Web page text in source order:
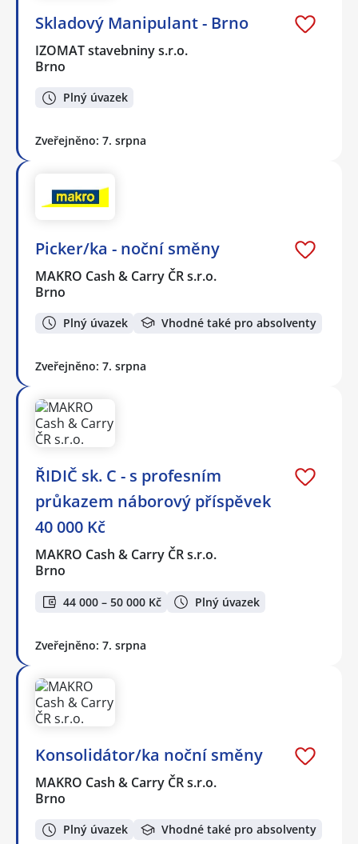
Skladový Manipulant - Brno
IZOMAT stavebniny s.r.o.
Brno
Plný úvazek
Zveřejněno: 7. srpna
Picker/ka - noční směny
MAKRO Cash & Carry ČR s.r.o.
Brno
Plný úvazek Vhodné také pro absolventy
Zveřejněno: 7. srpna
ŘIDIČ sk. C - s profesním
průkazem náborový příspěvek
40 000 Kč
MAKRO Cash & Carry ČR s.r.o.
Brno
44 000 – 50 000 Kč Plný úvazek
Zveřejněno: 7. srpna
Konsolidátor/ka noční směny
MAKRO Cash & Carry ČR s.r.o.
Brno
Plný úvazek Vhodné také pro absolventy